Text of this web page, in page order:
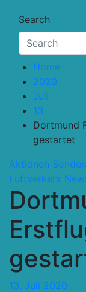
Search
Home
2020
Juli
13
Dortmund
gestartet
Aktionen
Luftverkehr
13. Juli 2020